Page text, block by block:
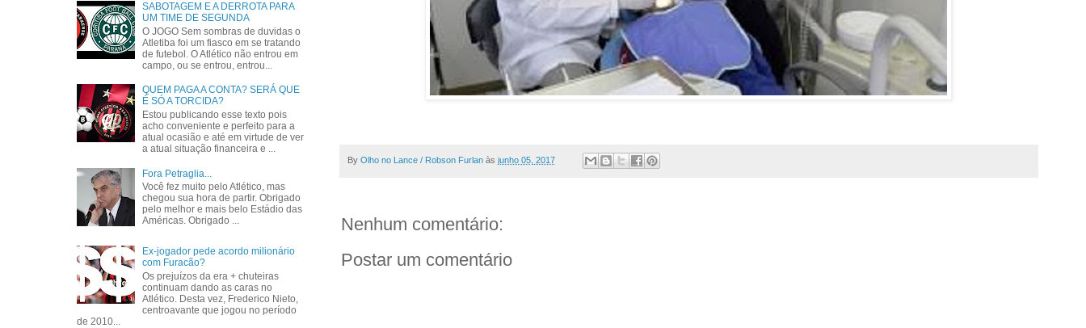
By Olho no Lance / Robson Furlan às junho 05, 2017
Nenhum comentário:
Postar um comentário
SABOTAGEM E A DERROTA PARA
UM TIME DE SEGUNDA
O JOGO Sem sombras de duvidas o
Atletiba foi um fiasco em se tratando
de futebol. O Atlético não entrou em
campo, ou se entrou, entrou...
QUEM PAGA A CONTA? SERÁ QUE
É SÓ A TORCIDA?
Estou publicando esse texto pois
acho conveniente e perfeito para a
atual ocasião e até em virtude de ver
a atual situação financeira e ...
Fora Petraglia...
Você fez muito pelo Atlético, mas
chegou sua hora de partir. Obrigado
pelo melhor e mais belo Estádio das
Américas. Obrigado ...
Ex-jogador pede acordo milionário
com Furacão?
Os prejuízos da era + chuteiras
continuam dando as caras no
Atlético. Desta vez, Frederico Nieto,
centroavante que jogou no período
de 2010...